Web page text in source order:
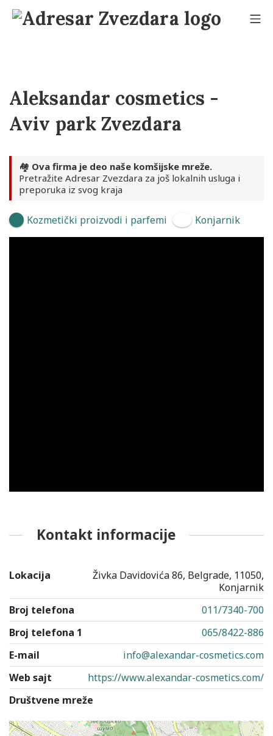
Aleksandar cosmetics -
Aviv park Zvezdara
🏘️ Ova firma je deo naše komšijske mreže.
Pretražite Adresar Zvezdara za još lokalnih usluga i
preporuka iz svog kraja
Kozmetički proizvodi i parfemi Konjarnik
Kontakt informacije
Lokacija
Živka Davidovića 86, Belgrade, 11050,
Konjarnik
Broj telefona
011/7340-700
Broj telefona 1
065/8422-886
E-mail
info@alexandar-cosmetics.com
Web sajt
https://www.alexandar-cosmetics.com/
Društvene mreže